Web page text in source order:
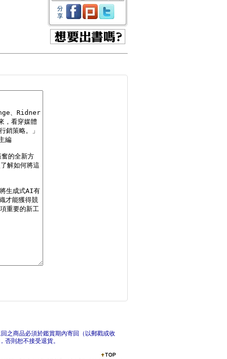
分
享
之商品必須於鑑賞期內寄回（以郵戳或收
則恕不接受退貨。